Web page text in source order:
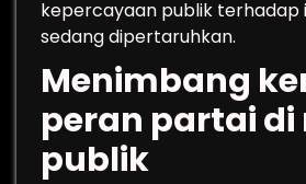
kepercayaan publik terhadap
sedang dipertaruhkan.
Menimbang
peran partai di
publik